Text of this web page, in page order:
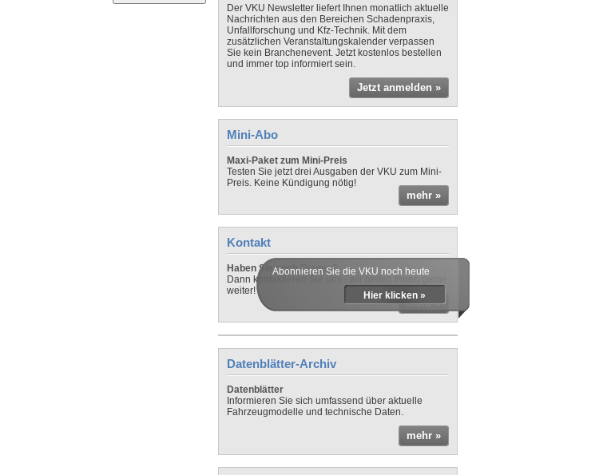
Der VKU Newsletter liefert Ihnen monatlich aktuelle
Nachrichten aus den Bereichen Schadenpraxis,
Unfallforschung und Kfz-Technik. Mit dem
zusätzlichen Veranstaltungskalender verpassen
Sie kein Branchenevent. Jetzt kostenlos bestellen
und immer top informiert sein.
Jetzt anmelden »
Mini-Abo
Maxi-Paket zum Mini-Preis
Testen Sie jetzt drei Ausgaben der VKU zum Mini-
Preis. Keine Kündigung nötig!
mehr »
Kontakt
Haben Sie noch Fragen?
Dann kontaktieren Sie uns - wir helfen Ihnen gerne
weiter!
mehr »
Abonnieren Sie die VKU noch heute
Hier klicken »
Datenblätter-Archiv
Datenblätter
Informieren Sie sich umfassend über aktuelle
Fahrzeugmodelle und technische Daten.
mehr »